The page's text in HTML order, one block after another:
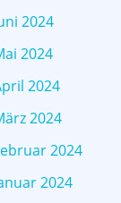
2024
2024
2024
2024
2024
2024